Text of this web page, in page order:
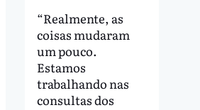
“Realmente, as
coisas mudaram
um pouco.
Estamos
trabalhando nas
consultas dos